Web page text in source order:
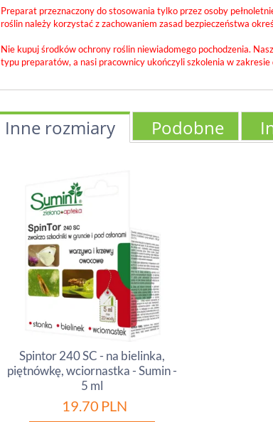
Preparat przeznaczony do stosowania tylko przez osoby
roślin należy korzystać z zachowaniem zasad bezpieczeństwa
Nie kupuj środków ochrony roślin niewiadomego pochodzenia.
typu preparatów, a nasi pracownicy ukończyli szkolenia w
Inne rozmiary Podobne
Spintor 240 SC - na bielinka,
piętnówkę, wciornastka - Sumin -
5 ml
19.70 PLN